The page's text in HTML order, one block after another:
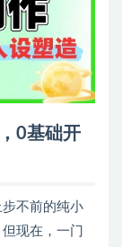
0基础开
不前的纯小
现在，一门